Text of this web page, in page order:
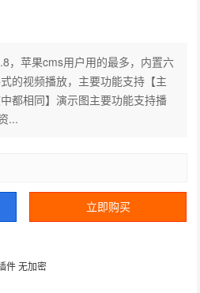
，苹果cms用户用的最多，内置六
的视频播放，主要功能支持【主
都相同】演示图主要功能支持播
...
立即购买
件 无加密